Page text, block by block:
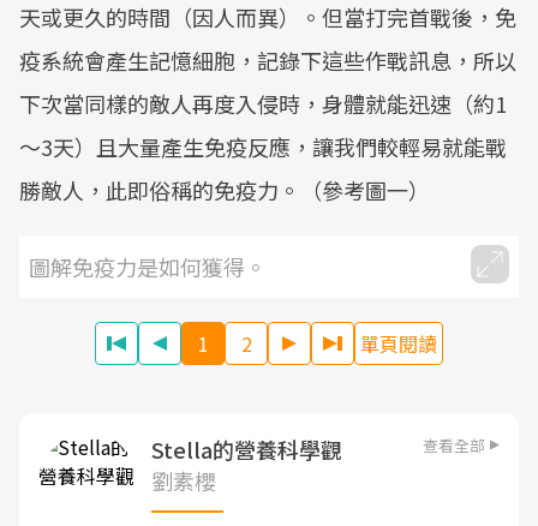
天或更久的時間（因人而異）。但當打完首戰後，免
疫系統會產生記憶細胞，記錄下這些作戰訊息，所以
下次當同樣的敵人再度入侵時，身體就能迅速（約1
～3天）且大量產生免疫反應，讓我們較輕易就能戰
勝敵人，此即俗稱的免疫力。（參考圖一）
圖解免疫力是如何獲得。
1 2 單頁閱讀
Stella的營養科學觀 查看全部
劉素櫻